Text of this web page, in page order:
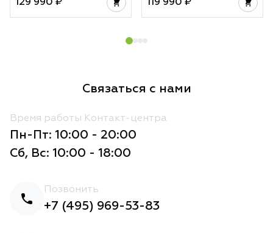
129 990 ₽ 119 990 ₽
Связаться с нами
Время работы Контакт-центра
Пн-Пт: 10:00 - 20:00
Сб, Вс: 10:00 - 18:00
Позвонить
+7 (495) 969-53-83